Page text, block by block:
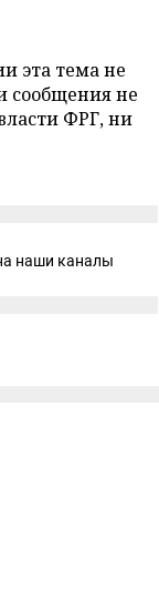
эта тема не
сообщения не
ФРГ, ни
наши каналы